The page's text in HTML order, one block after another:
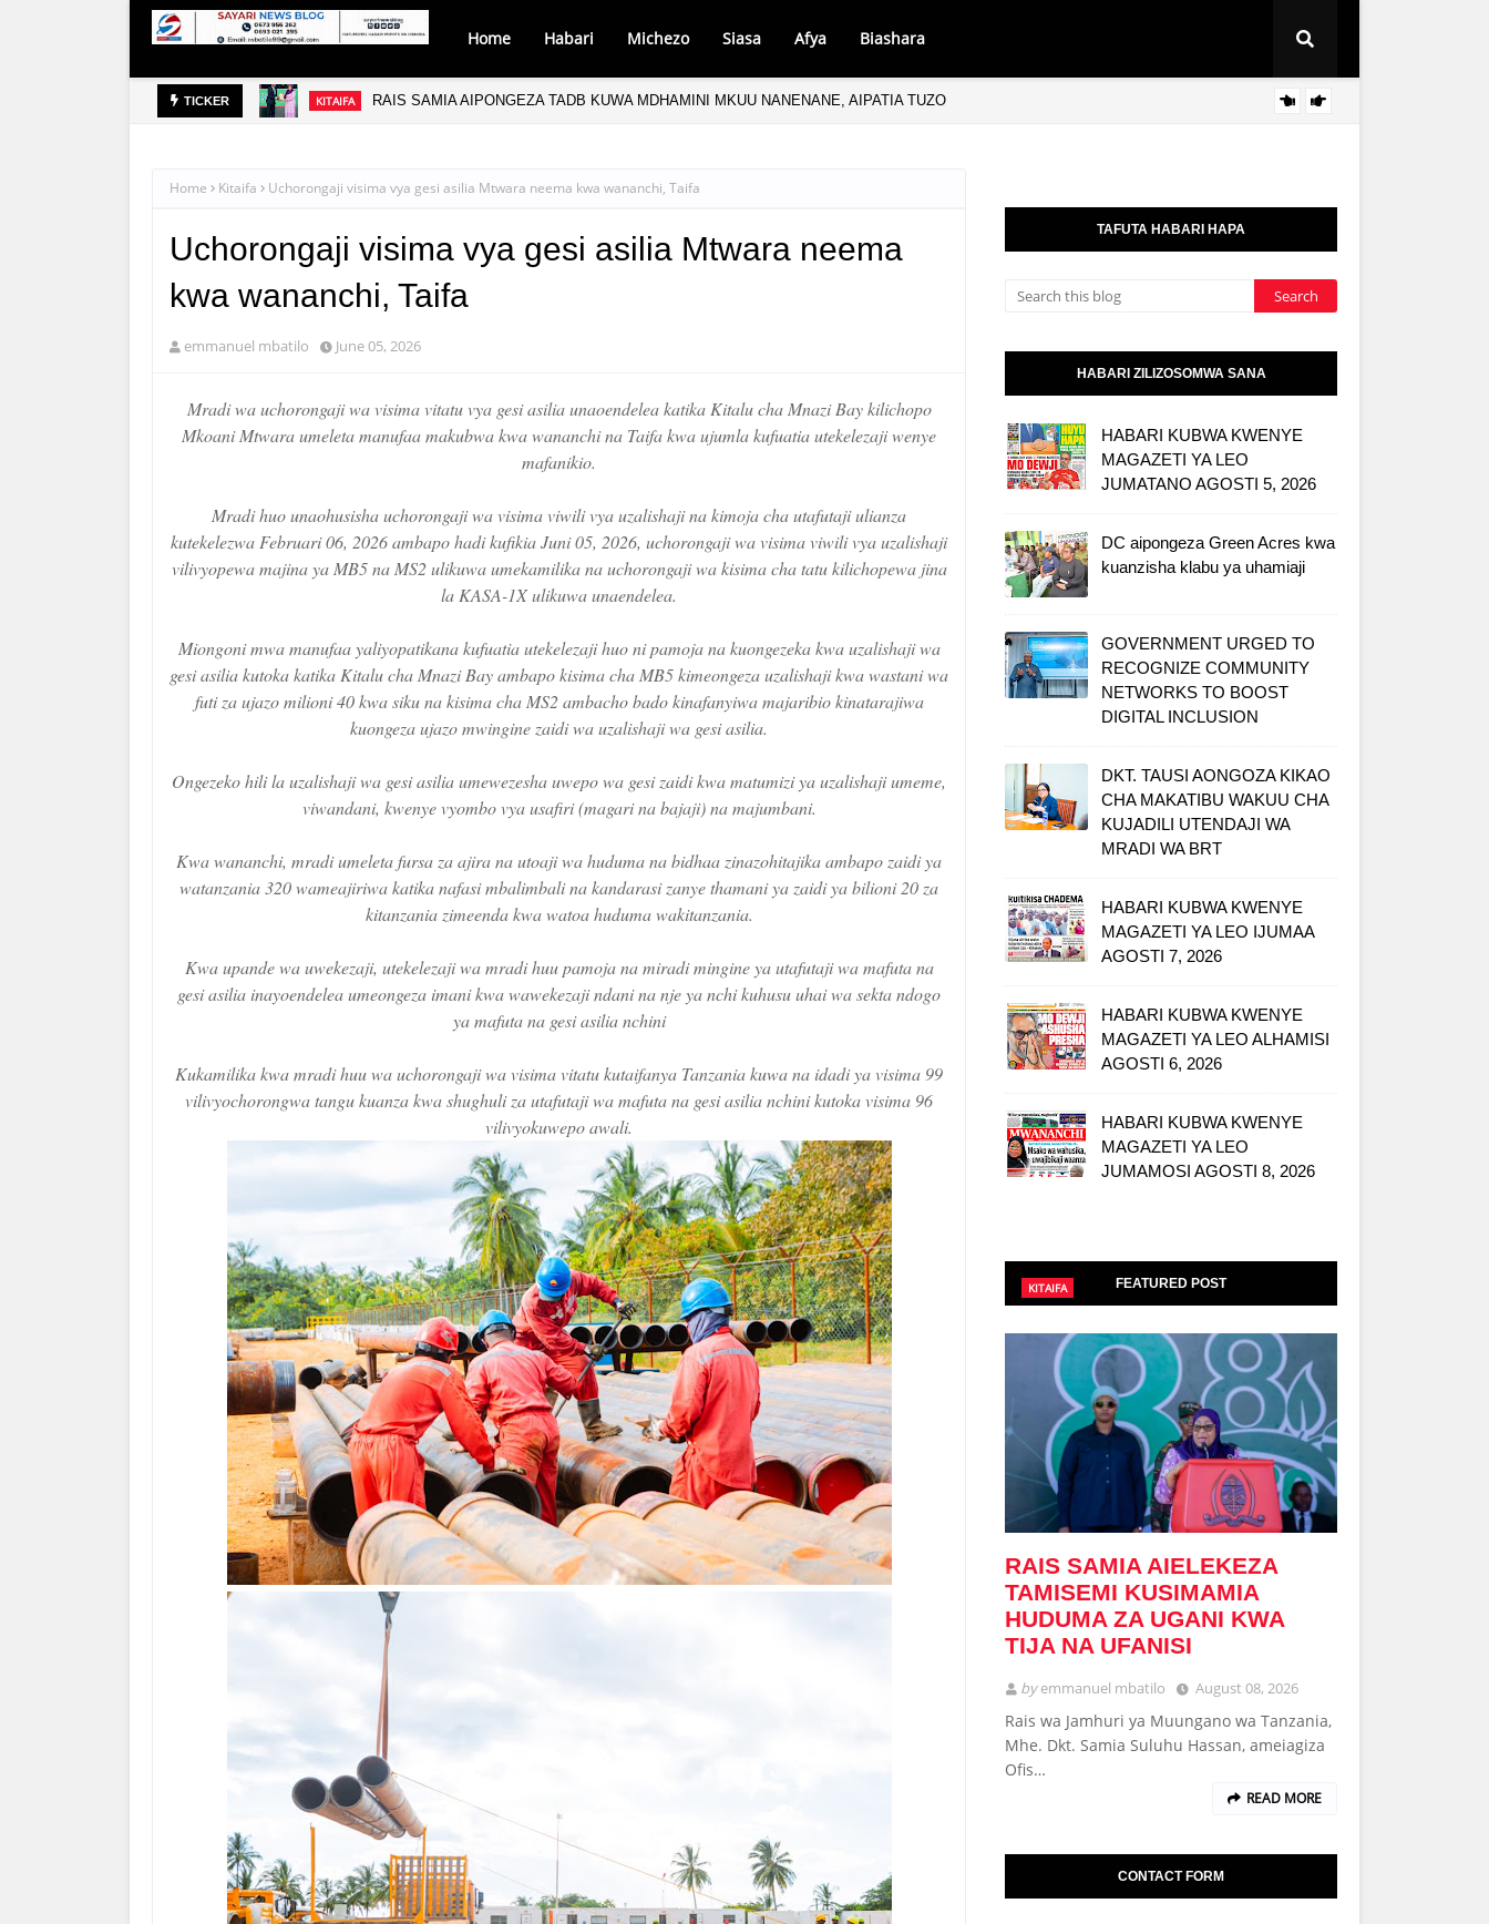
Home Habari Michezo Siasa Afya Biashara
TICKER KITAIFA RAIS SAMIA AIPONGEZA TADB KUWA MDHAMINI MKUU NANENANE, AIPATIA TUZO
Home Kitaifa Uchorongaji visima vya gesi asilia Mtwara neema kwa wananchi, Taifa
Uchorongaji visima vya gesi asilia Mtwara neema
kwa wananchi, Taifa
emmanuel mbatilo June 05, 2026
Mradi wa uchorongaji wa visima vitatu vya gesi asilia unaoendelea katika Kitalu cha Mnazi Bay kilichopo
Mkoani Mtwara umeleta manufaa makubwa kwa wananchi na Taifa kwa ujumla kufuatia utekelezaji wenye
mafanikio.
Mradi huo unaohusisha uchorongaji wa visima viwili vya uzalishaji na kimoja cha utafutaji ulianza
kutekelezwa Februari 06, 2026 ambapo hadi kufikia Juni 05, 2026, uchorongaji wa visima viwili vya uzalishaji
vilivyopewa majina ya MB5 na MS2 ulikuwa umekamilika na uchorongaji wa kisima cha tatu kilichopewa jina
la KASA-1X ulikuwa unaendelea.
Miongoni mwa manufaa yaliyopatikana kufuatia utekelezaji huo ni pamoja na kuongezeka kwa uzalishaji wa
gesi asilia kutoka katika Kitalu cha Mnazi Bay ambapo kisima cha MB5 kimeongeza uzalishaji kwa wastani wa
futi za ujazo milioni 40 kwa siku na kisima cha MS2 ambacho bado kinafanyiwa majaribio kinatarajiwa
kuongeza ujazo mwingine zaidi wa uzalishaji wa gesi asilia.
Ongezeko hili la uzalishaji wa gesi asilia umewezesha uwepo wa gesi zaidi kwa matumizi ya uzalishaji umeme,
viwandani, kwenye vyombo vya usafiri (magari na bajaji) na majumbani.
Kwa wananchi, mradi umeleta fursa za ajira na utoaji wa huduma na bidhaa zinazohitajika ambapo zaidi ya
watanzania 320 wameajiriwa katika nafasi mbalimbali na kandarasi zanye thamani ya zaidi ya bilioni 20 za
kitanzania zimeenda kwa watoa huduma wakitanzania.
Kwa upande wa uwekezaji, utekelezaji wa mradi huu pamoja na miradi mingine ya utafutaji wa mafuta na
gesi asilia inayoendelea umeongeza imani kwa wawekezaji ndani na nje ya nchi kuhusu uhai wa sekta ndogo
ya mafuta na gesi asilia nchini
Kukamilika kwa mradi huu wa uchorongaji wa visima vitatu kutaifanya Tanzania kuwa na idadi ya visima 99
vilivyochorongwa tangu kuanza kwa shughuli za utafutaji wa mafuta na gesi asilia nchini kutoka visima 96
vilivyokuwepo awali.
TAFUTA HABARI HAPA
HABARI ZILIZOSOMWA SANA
HABARI KUBWA KWENYE
MAGAZETI YA LEO
JUMATANO AGOSTI 5, 2026
DC aipongeza Green Acres kwa
kuanzisha klabu ya uhamiaji
GOVERNMENT URGED TO
RECOGNIZE COMMUNITY
NETWORKS TO BOOST
DIGITAL INCLUSION
DKT. TAUSI AONGOZA KIKAO
CHA MAKATIBU WAKUU CHA
KUJADILI UTENDAJI WA
MRADI WA BRT
HABARI KUBWA KWENYE
MAGAZETI YA LEO IJUMAA
AGOSTI 7, 2026
HABARI KUBWA KWENYE
MAGAZETI YA LEO ALHAMISI
AGOSTI 6, 2026
HABARI KUBWA KWENYE
MAGAZETI YA LEO
JUMAMOSI AGOSTI 8, 2026
FEATURED POST
KITAIFA
RAIS SAMIA AIELEKEZA
TAMISEMI KUSIMAMIA
HUDUMA ZA UGANI KWA
TIJA NA UFANISI
byemmanuel mbatilo August 08, 2026
Rais wa Jamhuri ya Muungano wa Tanzania,
Mhe. Dkt. Samia Suluhu Hassan, ameiagiza
Ofis…
READ MORE
CONTACT FORM